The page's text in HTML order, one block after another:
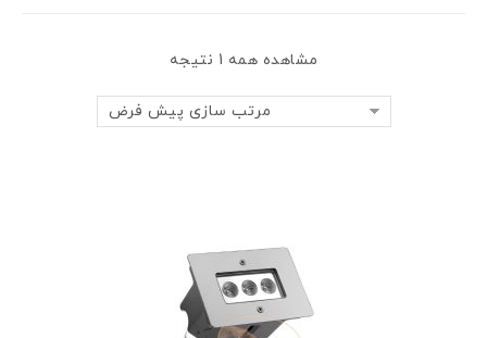
مشاهده همه 1 نتیجه
مرتب سازی پیش فرض